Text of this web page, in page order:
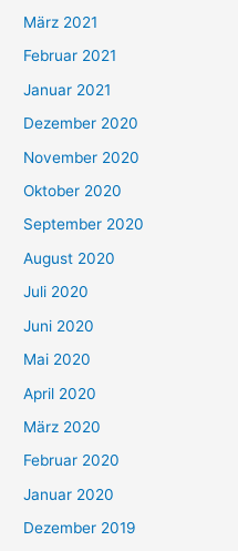
März 2021
Februar 2021
Januar 2021
Dezember 2020
November 2020
Oktober 2020
September 2020
August 2020
Juli 2020
Juni 2020
Mai 2020
April 2020
März 2020
Februar 2020
Januar 2020
Dezember 2019